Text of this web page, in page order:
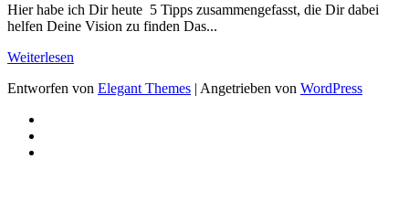
Hier habe ich Dir heute 5 Tipps zusammengefasst, die Dir dabei
helfen Deine Vision zu finden Das...
Weiterlesen
Entworfen von Elegant Themes | Angetrieben von WordPress